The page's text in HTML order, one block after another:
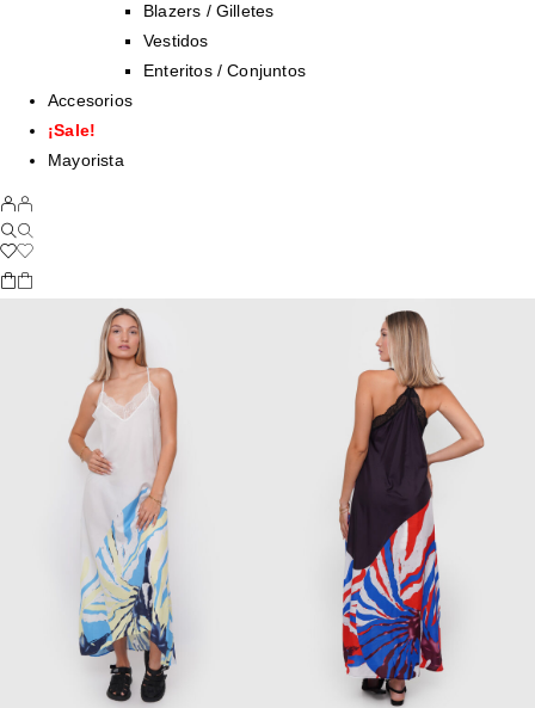
Blazers / Gilletes
Vestidos
Enteritos / Conjuntos
Accesorios
¡Sale!
Mayorista